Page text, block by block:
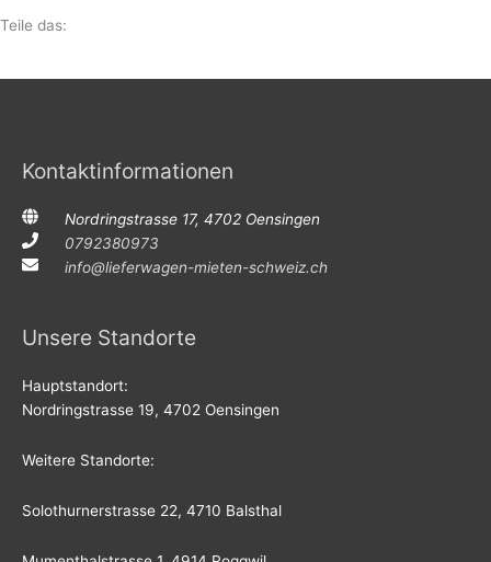
Teile das:
Kontaktinformationen
Nordringstrasse 17, 4702 Oensingen
0792380973
info@lieferwagen-mieten-schweiz.ch
Unsere Standorte
Hauptstandort:
Nordringstrasse 19, 4702 Oensingen
Weitere Standorte:
Solothurnerstrasse 22, 4710 Balsthal